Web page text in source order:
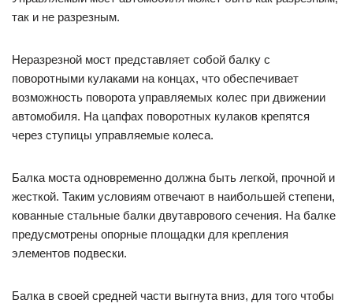
так и не разрезным.
Неразрезной мост представляет собой балку с
поворотными кулаками на концах, что обеспечивает
возможность поворота управляемых колес при движении
автомобиля. На цапфах поворотных кулаков крепятся
через ступицы управляемые колеса.
Балка моста одновременно должна быть легкой, прочной и
жесткой. Таким условиям отвечают в наибольшей степени,
кованные стальные балки двутаврового сечения. На балке
предусмотрены опорные площадки для крепления
элементов подвески.
Балка в своей средней части выгнута вниз, для того чтобы